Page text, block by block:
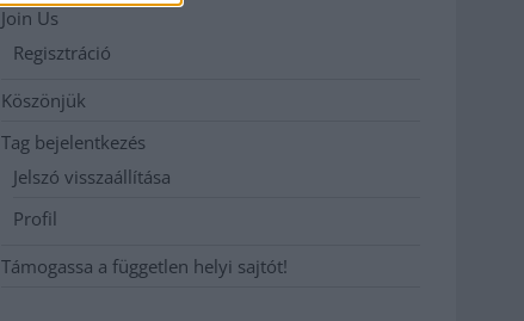
Join Us
Regisztráció
Köszönjük
Tag bejelentkezés
Jelszó visszaállítása
Profil
Támogassa a független helyi sajtót!